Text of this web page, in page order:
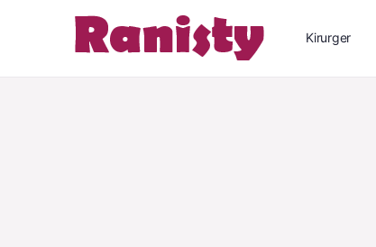
Kirurger